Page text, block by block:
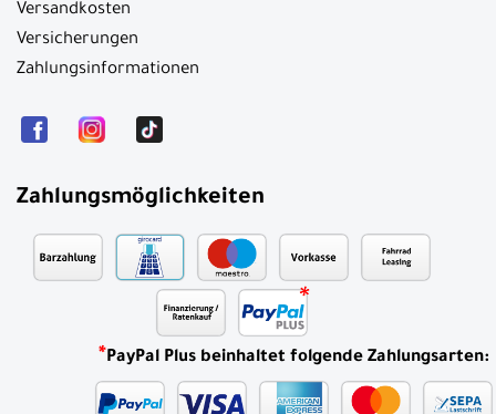
Versandkosten
Versicherungen
Zahlungsinformationen
Zahlungsmöglichkeiten
*PayPal Plus beinhaltet folgende Zahlungsarten: